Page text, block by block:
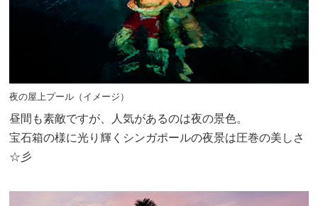
夜の屋上プール（イメージ）
昼間も素敵ですが、人気があるのは夜の景色。
宝石箱の様に光り輝くシンガポールの夜景は圧巻の美しさ
☆彡